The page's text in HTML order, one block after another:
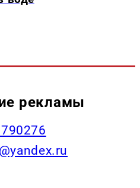
рекламы